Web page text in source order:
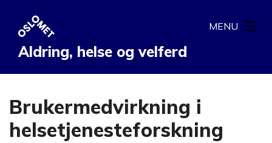
Aldring, helse og velferd
MENU
Brukermedvirkning i
helsetjenesteforskning